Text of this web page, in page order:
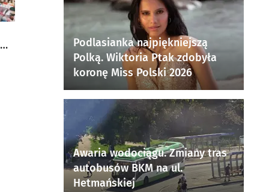
Podlasianka najpiękniejszą
Polką. Wiktoria Ptak zdobyła
koronę Miss Polski 2026
Awaria wodociągu. Zmiany tras
autobusów BKM na ul.
Hetmańskiej